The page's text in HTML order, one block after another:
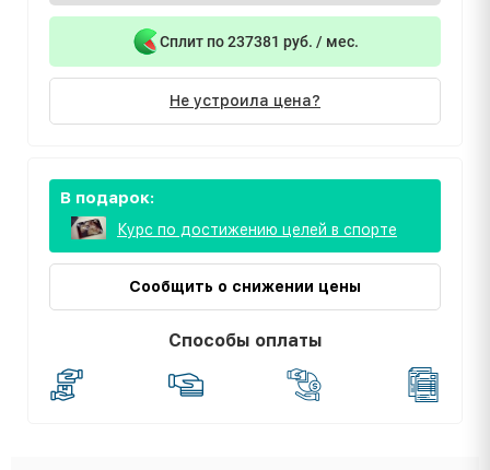
Сплит по 237381 руб. / мес.
Не устроила цена?
В подарок:
Курс по достижению целей в спорте
Сообщить о снижении цены
Способы оплаты